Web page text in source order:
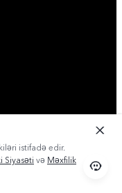
istifadə edir.
Siyasəti və Məxfilik